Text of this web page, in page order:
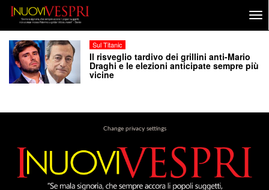
Sul Titanic
Il risveglio tardivo dei grillini anti-Mario
Draghi e le elezioni anticipate sempre più
vicine
Change privacy settings